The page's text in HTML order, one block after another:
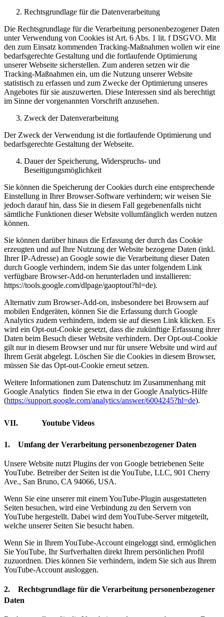
Rechtsgrundlage für die Datenverarbeitung
Die Rechtsgrundlage für die Verarbeitung personenbezogener Daten
unter Verwendung von Cookies ist Art. 6 Abs. 1 lit. f DSGVO. Mit
den zum Einsatz kommenden Tracking-Maßnahmen wollen wir eine
bedarfsgerechte Gestaltung und die fortlaufende Optimierung
unserer Webseite sicherstellen. Zum anderen setzen wir die
Tracking-Maßnahmen ein, um die Nutzung unserer Website
statistisch zu erfassen und zum Zwecke der Optimierung unseres
Angebotes für sie auszuwerten. Diese Interessen sind als berechtigt
im Sinne der vorgenannten Vorschrift anzusehen.
Zweck der Datenverarbeitung
Der Zweck der Verwendung ist die fortlaufende Optimierung und
bedarfsgerechte Gestaltung der Webseite.
Dauer der Speicherung, Widerspruchs- und
Beseitigungsmöglichkeit
Sie können die Speicherung der Cookies durch eine entsprechende
Einstellung in Ihrer Browser-Software verhindern; wir weisen Sie
jedoch darauf hin, dass Sie in diesem Fall gegebenenfalls nicht
sämtliche Funktionen dieser Website vollumfänglich werden nutzen
können.
Sie können darüber hinaus die Erfassung der durch das Cookie
erzeugten und auf Ihre Nutzung der Website bezogene Daten (inkl.
Ihrer IP-Adresse) an Google sowie die Verarbeitung dieser Daten
durch Google verhindern, indem Sie das unter folgendem Link
verfügbare Browser-Add-on herunterladen und installieren:
https://tools.google.com/dlpage/gaoptout?hl=de).
Alternativ zum Browser-Add-on, insbesondere bei Browsern auf
mobilen Endgeräten, können Sie die Erfassung durch Google
Analytics zudem verhindern, indem sie auf diesen Link klicken. Es
wird ein Opt-out-Cookie gesetzt, dass die zukünftige Erfassung ihrer
Daten beim Besuch dieser Website verhindern. Der Opt-out-Cookie
gilt nur in diesem Browser und nur für unsere Website und wird auf
Ihrem Gerät abgelegt. Löschen Sie die Cookies in diesem Browser,
müssen Sie das Opt-out-Cookie erneut setzen.
Weitere Informationen zum Datenschutz im Zusammenhang mit
Google Analytics finden Sie etwa in der Google Analytics-Hilfe
(https://support.google.com/analytics/answer/6004245?hl=de).
VII. Youtube Videos
1. Umfang der Verarbeitung personenbezogener Daten
Unsere Website nutzt Plugins der von Google betriebenen Seite
YouTube. Betreiber der Seiten ist die YouTube, LLC, 901 Cherry
Ave., San Bruno, CA 94066, USA.
Wenn Sie eine unserer mit einem YouTube-Plugin ausgestatteten
Seiten besuchen, wird eine Verbindung zu den Servern von
YouTube hergestellt. Dabei wird dem YouTube-Server mitgeteilt,
welche unserer Seiten Sie besucht haben.
Wenn Sie in Ihrem YouTube-Account eingeloggt sind, ermöglichen
Sie YouTube, Ihr Surfverhalten direkt Ihrem persönlichen Profil
zuzuordnen. Dies können Sie verhindern, indem Sie sich aus Ihrem
YouTube-Account ausloggen.
2. Rechtsgrundlage für die Verarbeitung personenbezogener
Daten